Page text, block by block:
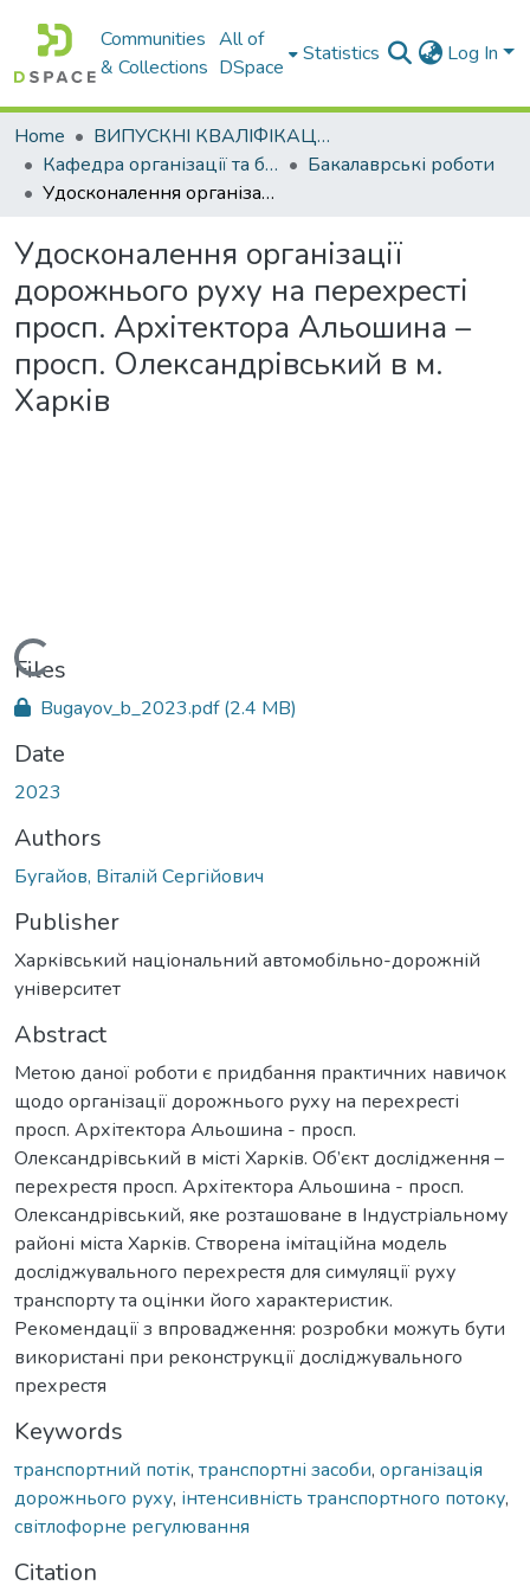
Communities
& Collections
All of
DSpace
Statistics Log In
Home
ВИПУСКНІ КВАЛІФІКАЦІЙНІ РОБОТИ
Кафедра організації та безпеки дорожнього руху
Бакалаврські роботи
Удосконалення організації дорожнього руху на перехресті просп. Архітектора Альошина – просп. Олександрівський в м. Харків
Удосконалення організації
дорожнього руху на перехресті
просп. Архітектора Альошина –
просп. Олександрівський в м.
Харків
Loading...
Files
Bugayov_b_2023.pdf(2.4 MB)
Date
2023
Authors
Бугайов, Віталій Сергійович
Publisher
Харківський національний автомобільно-дорожній
університет
Abstract
Метою даної роботи є придбання практичних навичок
щодо організації дорожнього руху на перехресті
просп. Архітектора Альошина - просп.
Олександрівський в місті Харків. Об’єкт дослідження –
перехрестя просп. Архітектора Альошина - просп.
Олександрівський, яке розташоване в Індустріальному
районі міста Харків. Створена імітаційна модель
досліджувального перехрестя для симуляції руху
транспорту та оцінки його характеристик.
Рекомендації з впровадження: розробки можуть бути
використані при реконструкції досліджувального
прехрестя
Keywords
транспортний потік, транспортні засоби, організація
дорожнього руху, інтенсивність транспортного потоку,
світлофорне регулювання
Citation